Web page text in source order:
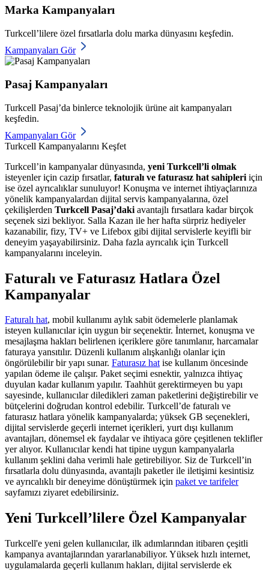
Marka Kampanyaları
Turkcell’lilere özel fırsatlarla dolu marka dünyasını keşfedin.
Kampanyaları Gör
Pasaj Kampanyaları
Turkcell Pasaj’da binlerce teknolojik ürüne ait kampanyaları
keşfedin.
Kampanyaları Gör
Turkcell Kampanyalarını Keşfet
​Turkcell’in kampanyalar dünyasında, yeni Turkcell’li olmak
isteyenler için cazip fırsatlar, faturalı ve faturasız hat sahipleri için
ise özel ayrıcalıklar sunuluyor! Konuşma ve internet ihtiyaçlarınıza
yönelik kampanyalardan dijital servis kampanyalarına, özel
çekilişlerden Turkcell Pasaj’daki avantajlı fırsatlara kadar birçok
seçenek sizi bekliyor. Salla Kazan ile her hafta sürpriz hediyeler
kazanabilir, fizy, TV+ ve Lifebox gibi dijital servislerle keyifli bir
deneyim yaşayabilirsiniz. Daha fazla ayrıcalık için Turkcell
kampanyalarını inceleyin.
​Faturalı ve Faturasız Hatlara Özel
Kampanyalar
Faturalı hat, mobil kullanımı aylık sabit ödemelerle planlamak
isteyen kullanıcılar için uygun bir seçenektir. İnternet, konuşma ve
mesajlaşma hakları belirlenen içeriklere göre tanımlanır, harcamalar
faturaya yansıtılır. Düzenli kullanım alışkanlığı olanlar için
öngörülebilir bir yapı sunar. Faturasız hat​ise kullanım öncesinde
yapılan ödeme ile çalışır. Paket seçimi esnektir, yalnızca ihtiyaç
duyulan kadar kullanım yapılır. Taahhüt gerektirmeyen bu yapı
sayesinde, kullanıcılar diledikleri zaman paketlerini değiştirebilir ve
bütçelerini doğrudan kontrol edebilir. Turkcell’de faturalı ve
faturasız hatlara yönelik kampanyalarda; yüksek GB seçenekleri,
dijital servislerde geçerli internet içerikleri, yurt dışı kullanım
avantajları, dönemsel ek faydalar ve ihtiyaca göre çeşitlenen teklifler
yer alıyor. Kullanıcılar kendi hat tipine uygun kampanyalarla
kullanım şeklini daha verimli hale getirebiliyor. Siz de Turkcell’in
fırsatlarla dolu dünyasında, avantajlı paketler ile iletişimi kesintisiz
ve ayrıcalıklı bir deneyime dönüştürmek için paket ve tarifeler​
sayfamızı ziyaret edebilirsiniz.​
Yeni Turkcell’lilere Özel Kampanyalar
Turkcell'e yeni gelen kullanıcılar, ilk adımlarından itibaren çeşitli
kampanya avantajlarından yararlanabiliyor. Yüksek hızlı internet,
uygulamalarda geçerli kullanım hakları, dijital servislerde ek